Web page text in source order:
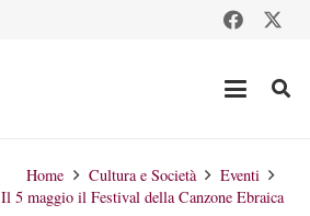
Home Cultura e Società
Eventi
Il 5 maggio il Festival della Canzone Ebraica